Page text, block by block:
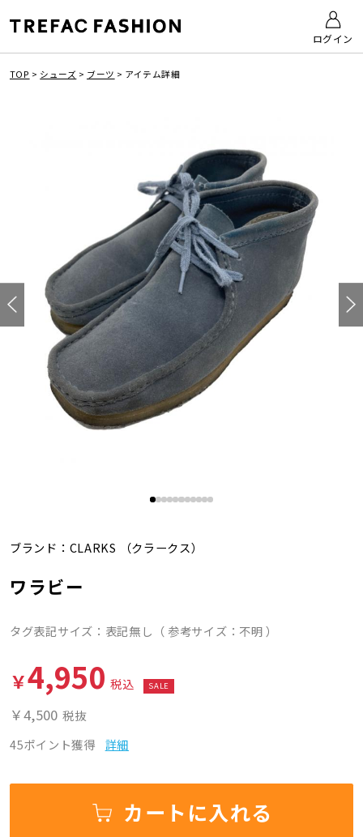
ログイン
TOP > シューズ > ブーツ > アイテム詳細
ブランド： CLARKS （クラークス）
ワラビー
タグ表記サイズ：表記無し（ 参考サイズ：不明 ）
￥4,950 税込 SALE
￥4,500 税抜
45ポイント獲得
詳細
カートに入れる